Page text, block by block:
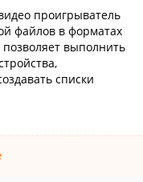
проигрыватель
файлов в форматах
выполнить
списки